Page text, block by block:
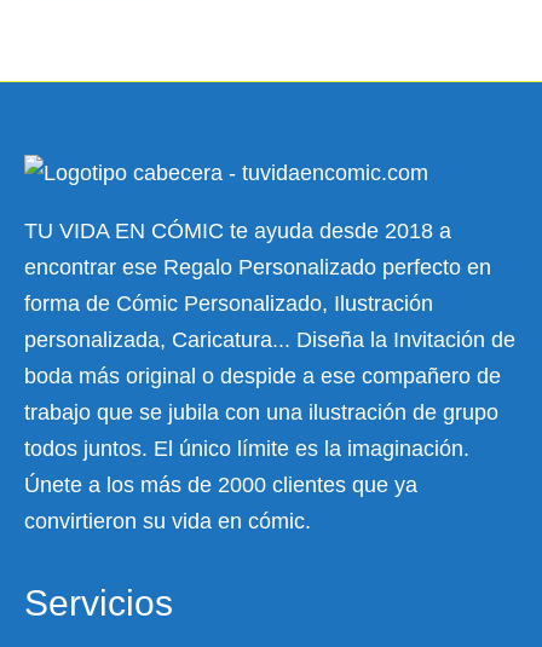
TU VIDA EN CÓMIC te ayuda desde 2018 a
encontrar ese Regalo Personalizado perfecto en
forma de Cómic Personalizado, Ilustración
personalizada, Caricatura... Diseña la Invitación de
boda más original o despide a ese compañero de
trabajo que se jubila con una ilustración de grupo
todos juntos. El único límite es la imaginación.
Únete a los más de 2000 clientes que ya
convirtieron su vida en cómic.
Servicios